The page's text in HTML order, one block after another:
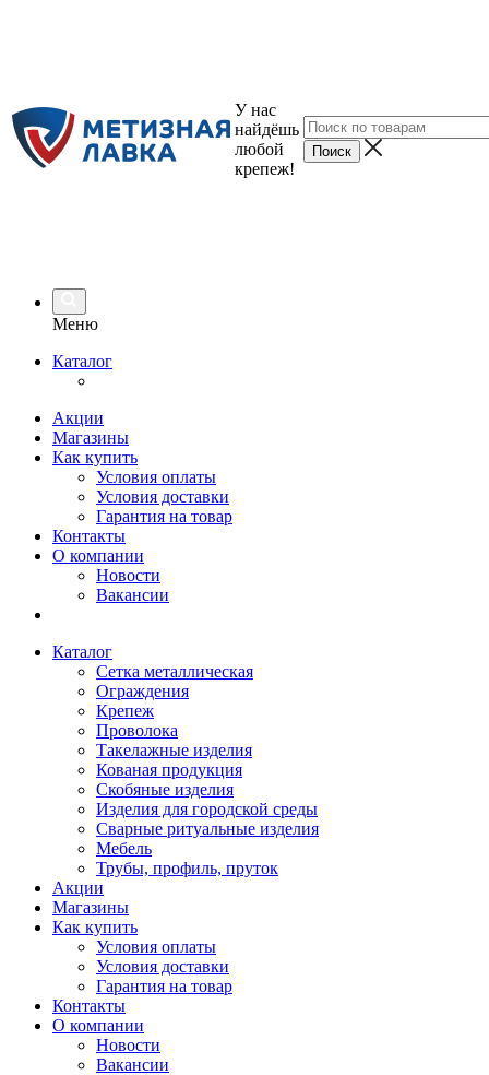
У нас
найдёшь
любой
крепеж!
Меню
Каталог
Акции
Магазины
Как купить
Условия оплаты
Условия доставки
Гарантия на товар
Контакты
О компании
Новости
Вакансии
Каталог
Сетка металлическая
Ограждения
Крепеж
Проволока
Такелажные изделия
Кованая продукция
Скобяные изделия
Изделия для городской среды
Сварные ритуальные изделия
Мебель
Трубы, профиль, пруток
Акции
Магазины
Как купить
Условия оплаты
Условия доставки
Гарантия на товар
Контакты
О компании
Новости
Вакансии